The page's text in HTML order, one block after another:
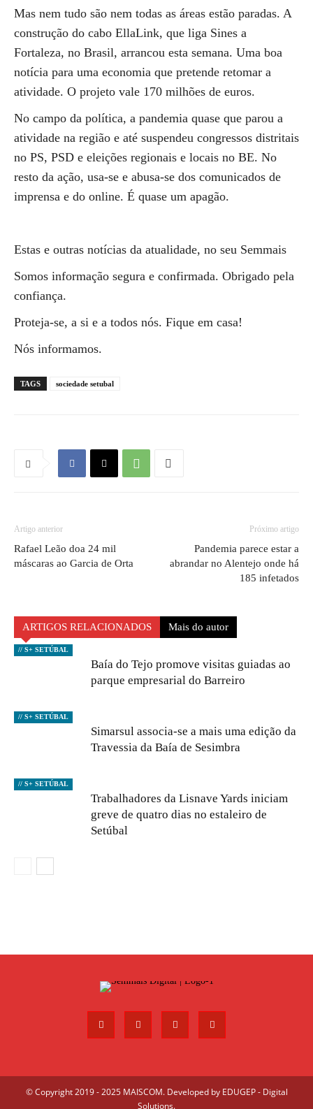
Mas nem tudo são nem todas as áreas estão paradas. A
construção do cabo EllaLink, que liga Sines a
Fortaleza, no Brasil, arrancou esta semana. Uma boa
notícia para uma economia que pretende retomar a
atividade. O projeto vale 170 milhões de euros.
No campo da política, a pandemia quase que parou a
atividade na região e até suspendeu congressos distritais
no PS, PSD e eleições regionais e locais no BE. No
resto da ação, usa-se e abusa-se dos comunicados de
imprensa e do online. É quase um apagão.
Estas e outras notícias da atualidade, no seu Semmais
Somos informação segura e confirmada. Obrigado pela
confiança.
Proteja-se, a si e a todos nós. Fique em casa!
Nós informamos.
TAGS sociedade setubal
Artigo anterior
Rafael Leão doa 24 mil
máscaras ao Garcia de Orta
Próximo artigo
Pandemia parece estar a
abrandar no Alentejo onde há
185 infetados
ARTIGOS RELACIONADOS Mais do autor
// S+ SETÚBAL
Baía do Tejo promove visitas guiadas ao
parque empresarial do Barreiro
// S+ SETÚBAL
Simarsul associa-se a mais uma edição da
Travessia da Baía de Sesimbra
// S+ SETÚBAL
Trabalhadores da Lisnave Yards iniciam
greve de quatro dias no estaleiro de
Setúbal
© Copyright 2019 - 2025 MAISCOM. Developed by EDUGEP - Digital
Solutions.